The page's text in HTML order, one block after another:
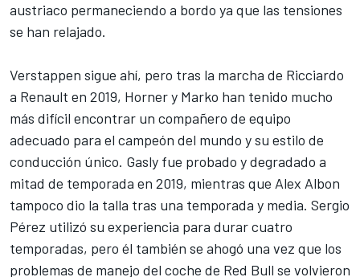
austriaco permaneciendo a bordo ya que las tensiones
se han relajado.
Verstappen sigue ahí, pero tras la marcha de Ricciardo
a Renault en 2019, Horner y Marko han tenido mucho
más difícil encontrar un compañero de equipo
adecuado para el campeón del mundo y su estilo de
conducción único. Gasly fue probado y degradado a
mitad de temporada en 2019, mientras que Alex Albon
tampoco dio la talla tras una temporada y media. Sergio
Pérez utilizó su experiencia para durar cuatro
temporadas, pero él también se ahogó una vez que los
problemas de manejo del coche de Red Bull se volvieron